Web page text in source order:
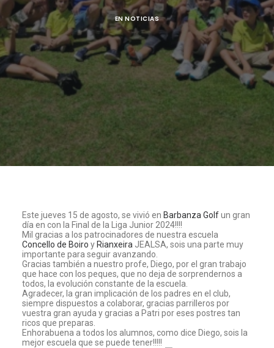
ENNOTICIAS
Este jueves 15 de agosto, se vivió en Barbanza Golfun gran
día en con la Final de la Liga Junior 2024!!!!
Mil gracias a los patrocinadores de nuestra escuela
Concello de Boiro y Rianxeira JEALSA, sois una parte muy
importante para seguir avanzando.
Gracias también a nuestro profe, Diego, por el gran trabajo
que hace con los peques, que no deja de sorprendernos a
todos, la evolución constante de la escuela.
Agradecer, la gran implicación de los padres en el club,
siempre dispuestos a colaborar, gracias parrilleros por
vuestra gran ayuda y gracias a Patri por eses postres tan
ricos que preparas.
Enhorabuena a todos los alumnos, como dice Diego, sois la
mejor escuela que se puede tener!!!!!